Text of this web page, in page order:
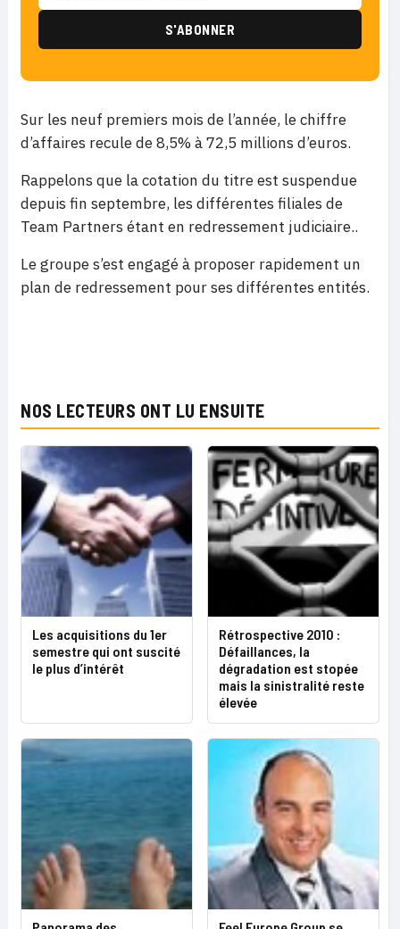
Sur les neuf premiers mois de l’année, le chiffre
d’affaires recule de 8,5% à 72,5 millions d’euros.
Rappelons que la cotation du titre est suspendue
depuis fin septembre, les différentes filiales de
Team Partners étant en redressement judiciaire..
Le groupe s’est engagé à proposer rapidement un
plan de redressement pour ses différentes entités.
NOS LECTEURS ONT LU ENSUITE
Les acquisitions du 1er
semestre qui ont suscité
le plus d’intérêt
Rétrospective 2010 :
Défaillances, la
dégradation est stopée
mais la sinistralité reste
élevée